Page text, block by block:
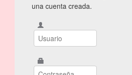
una cuenta creada.